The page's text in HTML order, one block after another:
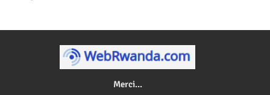
Merci...